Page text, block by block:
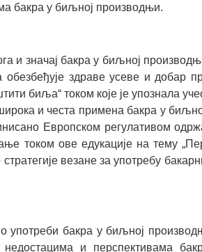
бакра у биљној производњи.
и значај бакра у биљној
здраве усеве и добар
биља“ током које је упознала
и честа примена бакра у
Европском регулативом
током ове едукације на тему
везане за употребу
употреби бакра у биљној
недостацима и перспективама